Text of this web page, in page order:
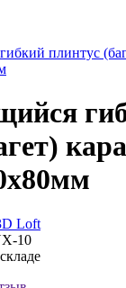
плинтус
Loft
10